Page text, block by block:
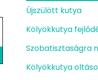
Újszülött kutya
Kölyökkutya
Szobatisztaságra
Kölyökkutya